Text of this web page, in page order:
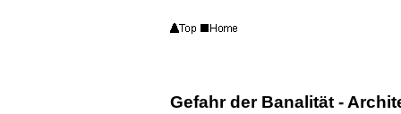
Gefahr der Banalität -